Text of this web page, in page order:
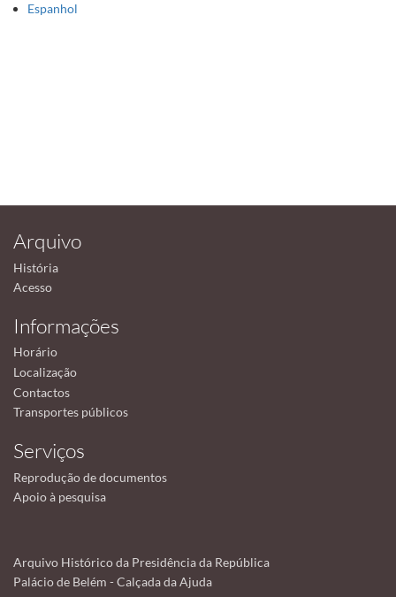
Espanhol
Arquivo
História
Acesso
Informações
Horário
Localização
Contactos
Transportes públicos
Serviços
Reprodução de documentos
Apoio à pesquisa
Arquivo Histórico da Presidência da República
Palácio de Belém - Calçada da Ajuda